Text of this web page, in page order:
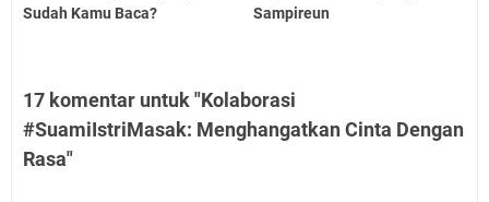
Sudah Kamu Baca?
Sampireun
17 komentar untuk "Kolaborasi
#SuamiIstriMasak: Menghangatkan Cinta Dengan
Rasa"